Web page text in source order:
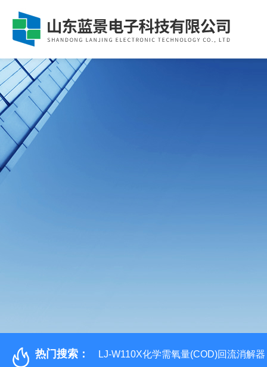
热门搜索： LJ-W110X化学需氧量(COD)回流消解器